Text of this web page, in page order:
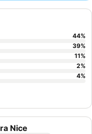
Para uma
devem pedir um quarto
Nice
44%
39%
11%
2%
4%